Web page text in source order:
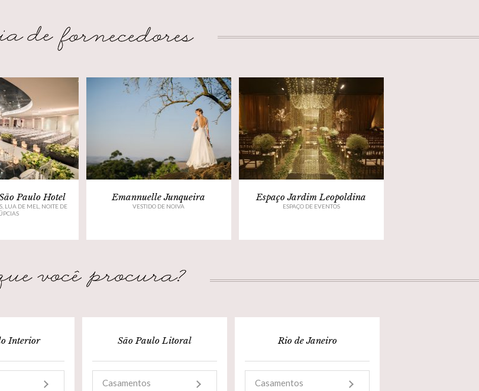
Paulo Hotel
LUA DE MEL, NOITE DE
Emannuelle Junqueira
VESTIDO DE NOIVA
Espaço Jardim Leopoldina
ESPAÇO DE EVENTOS
Interior São Paulo Litoral
Casamentos
Rio de Janeiro
Casamentos